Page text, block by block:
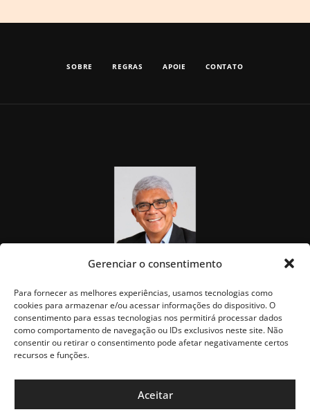
Gerenciar o consentimento
Para fornecer as melhores experiências, usamos tecnologias como
cookies para armazenar e/ou acessar informações do dispositivo. O
consentimento para essas tecnologias nos permitirá processar dados
como comportamento de navegação ou IDs exclusivos neste site. Não
consentir ou retirar o consentimento pode afetar negativamente certos
recursos e funções.
Aceitar
SOBRE REGRAS APOIE CONTATO